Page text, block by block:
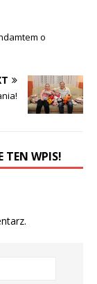
o
TEN WPIS!